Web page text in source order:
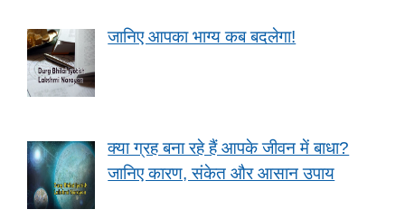
जानिए आपका भाग्य कब बदलेगा!
क्या ग्रह बना रहे हैं आपके जीवन में बाधा?
जानिए कारण, संकेत और आसान उपाय